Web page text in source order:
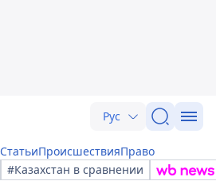
Рус
СтатьиПроисшествияПраво
#Казахстан в сравнении